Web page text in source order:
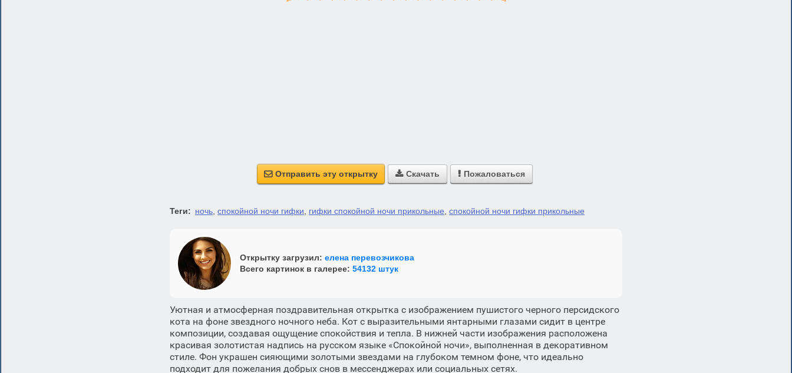
 Отправить эту открытку  Скачать  Пожаловаться
Теги: ночь спокойной ночи гифки гифки спокойной ночи прикольные спокойной ночи гифки прикольные
Открытку загрузил: елена перевозчикова
Всего картинок в галерее: 54132 штук
Уютная и атмосферная поздравительная открытка с изображением пушистого черного персидского
кота на фоне звездного ночного неба. Кот с выразительными янтарными глазами сидит в центре
композиции, создавая ощущение спокойствия и тепла. В нижней части изображения расположена
красивая золотистая надпись на русском языке «Спокойной ночи», выполненная в декоративном
стиле. Фон украшен сияющими золотыми звездами на глубоком темном фоне, что идеально
подходит для пожелания добрых снов в мессенджерах или социальных сетях.